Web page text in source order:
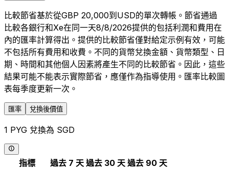
比較節省基於從GBP 20,000到USD的單次轉帳。節省通過
比較各銀行和Xe在同一天8/8/2026提供的包括利潤和費用在
內的匯率計算得出。提供的比較節省僅對給定示例有效，可能
不包括所有費用和收費。不同的貨幣兌換金額、貨幣類型、日
期、時間和其他個人因素將產生不同的比較節省。因此，這些
結果可能不能表示實際節省，應僅作為指導使用。匯率比較圖
表每季度更新一次。
匯率 兌換後價值
1 PYG 兌換為 SGD
指標 過去 7 天 過去 30 天 過去 90 天